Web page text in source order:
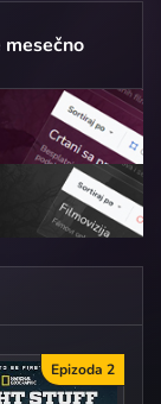
Epizoda 2